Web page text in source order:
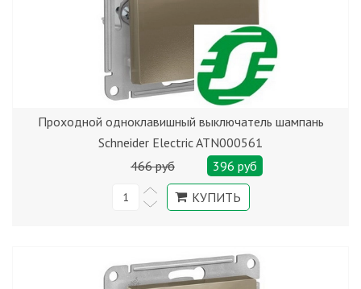
Проходной одноклавишный выключатель шампань
Schneider Electric ATN000561
466 руб
396 руб